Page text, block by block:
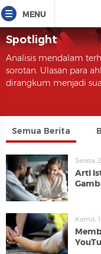
MENU
Spotlight
Analisis mendalam
sorotan. Ulasan para
dirangkum menjadi
Semua Berita
Selasa,
Arti
Kamis,